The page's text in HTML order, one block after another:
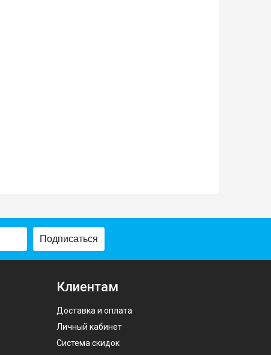
Подписаться
Клиентам
Доставка и оплата
Личный кабинет
Система скидок